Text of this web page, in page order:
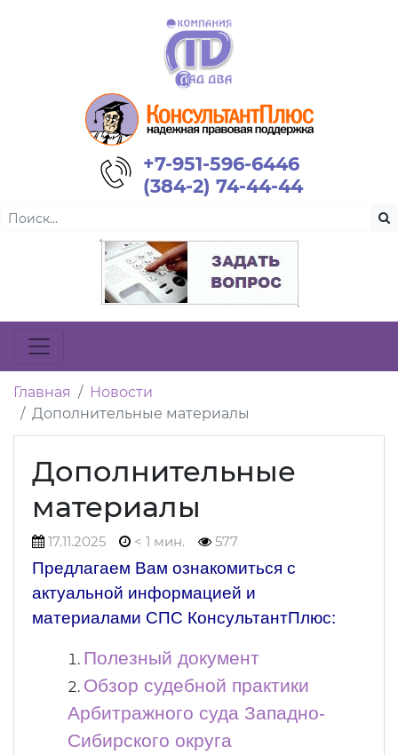
+7-951-596-6446
(384-2) 74-44-44
Главная
Новости
Дополнительные материалы
Дополнительные
материалы
17.11.2025 < 1 мин. 577
Предлагаем Вам ознакомиться с
актуальной информацией и
материалами СПС КонсультантПлюс:
Полезный документ
Обзор судебной практики
Арбитражного суда Западно-
Сибирского округа